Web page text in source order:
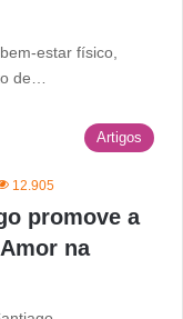
estar físico,
de…
Artigos
12.905
promove a
na